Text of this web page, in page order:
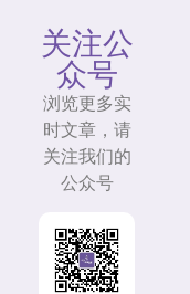
关注公
众号
浏览更多实
时文章，请
关注我们的
公众号